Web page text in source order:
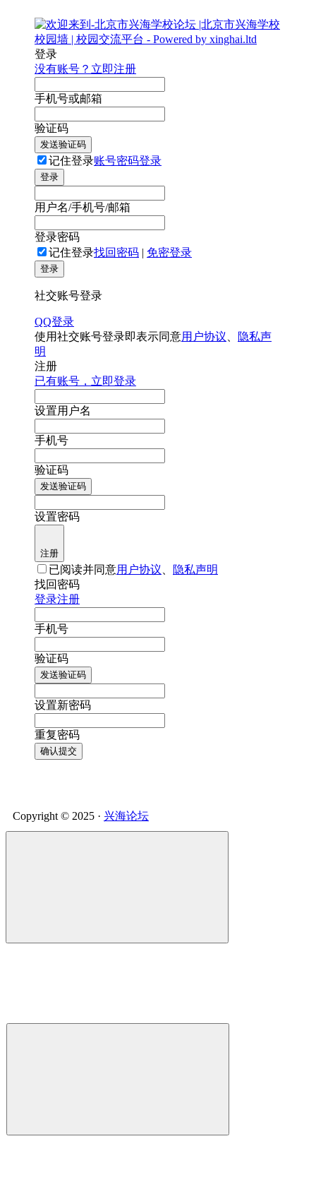
登录
没有账号？立即注册
手机号或邮箱
验证码
发送验证码
记住登录账号密码登录
登录
用户名/手机号/邮箱
登录密码
记住登录找回密码 | 免密登录
登录
社交账号登录
QQ登录
使用社交账号登录即表示同意用户协议
隐私声
明
注册
已有账号，立即登录
设置用户名
手机号
验证码
发送验证码
设置密码
注册
已阅读并同意用户协议
隐私声明
找回密码
登录注册
手机号
验证码
发送验证码
设置新密码
重复密码
确认提交
Copyright © 2025 · 兴海论坛